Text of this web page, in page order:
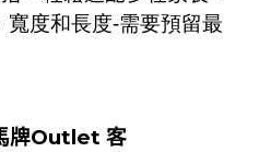
寬度和長度-需要預留最
牌Outlet 客